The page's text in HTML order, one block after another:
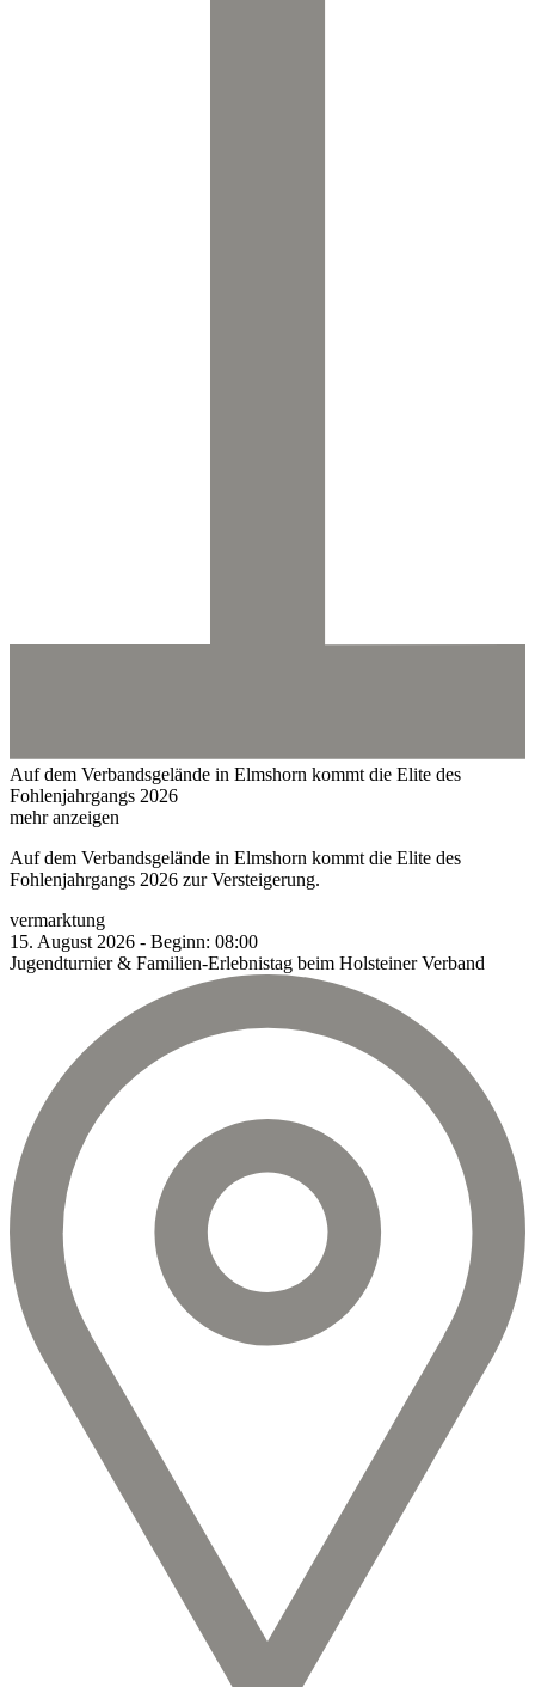
Auf dem Verbandsgelände in Elmshorn kommt die Elite des
Fohlenjahrgangs 2026
mehr anzeigen
Auf dem Verbandsgelände in Elmshorn kommt die Elite des
Fohlenjahrgangs 2026 zur Versteigerung.
vermarktung
15. August 2026 - Beginn: 08:00
Jugendturnier & Familien-Erlebnistag beim Holsteiner Verband